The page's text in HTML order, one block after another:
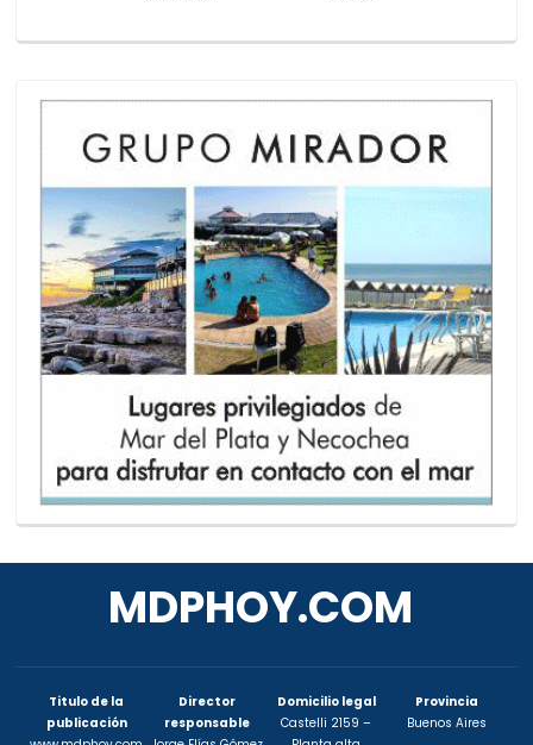
MDPHOY.COM
Titulo de la
publicación
Director
responsable
Domicilio legal
Castelli 2159 –
Provincia
Buenos Aires